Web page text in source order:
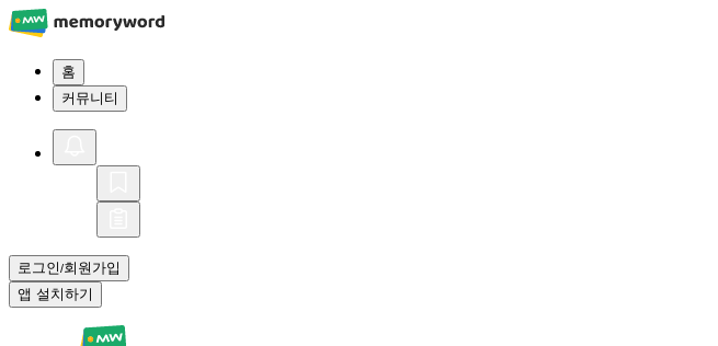
홈
커뮤니티
로그인/회원가입
앱 설치하기